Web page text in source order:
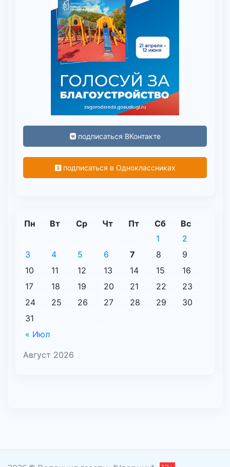
подписаться ВКонтакте
подписаться в Одноклассниках
Август 2026
Пн Вт Ср Чт Пт Сб Вс
« Июл
1
2
3
4 5 6 7 8
9
10
11 12 13 14 15
16
17
18 19 20 21 22
23
24
25 26 27 28 29
30
31